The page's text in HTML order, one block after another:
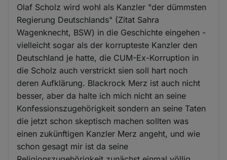
Olaf Scholz wird wohl als Kanzler "der dümmsten
Regierung Deutschlands" (Zitat Sahra
Wagenknecht, BSW) in die Geschichte eingehen -
vielleicht sogar als der korrupteste Kanzler den
Deutschland je hatte, die CUM-Ex-Korruption in
die Scholz auch verstrickt sien soll hart noch
deren Aufklärung. Blackrock Merz ist auch nicht
besser, aber da halte ich mich nicht an seine
Konfessionszugehörigkeit sondern an seine Taten
die jetzt schon skeptisch machen sollten was
einen zukünftigen Kanzler Merz angeht, und wie
schon gesagt mir ist da seine